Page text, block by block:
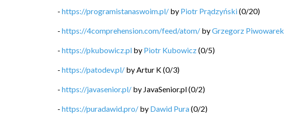
- https://programistanaswoim.pl/ by Piotr Prądzyński(0/20)
- https://4comprehension.com/feed/atom/ byGrzegorz Piwowarek
- https://pkubowicz.pl by Piotr Kubowicz(0/5)
- https://patodev.pl/ byArtur K(0/3)
- https://javasenior.pl/ by JavaSenior.pl(0/2)
- https://puradawid.pro/ by Dawid Pura(0/2)